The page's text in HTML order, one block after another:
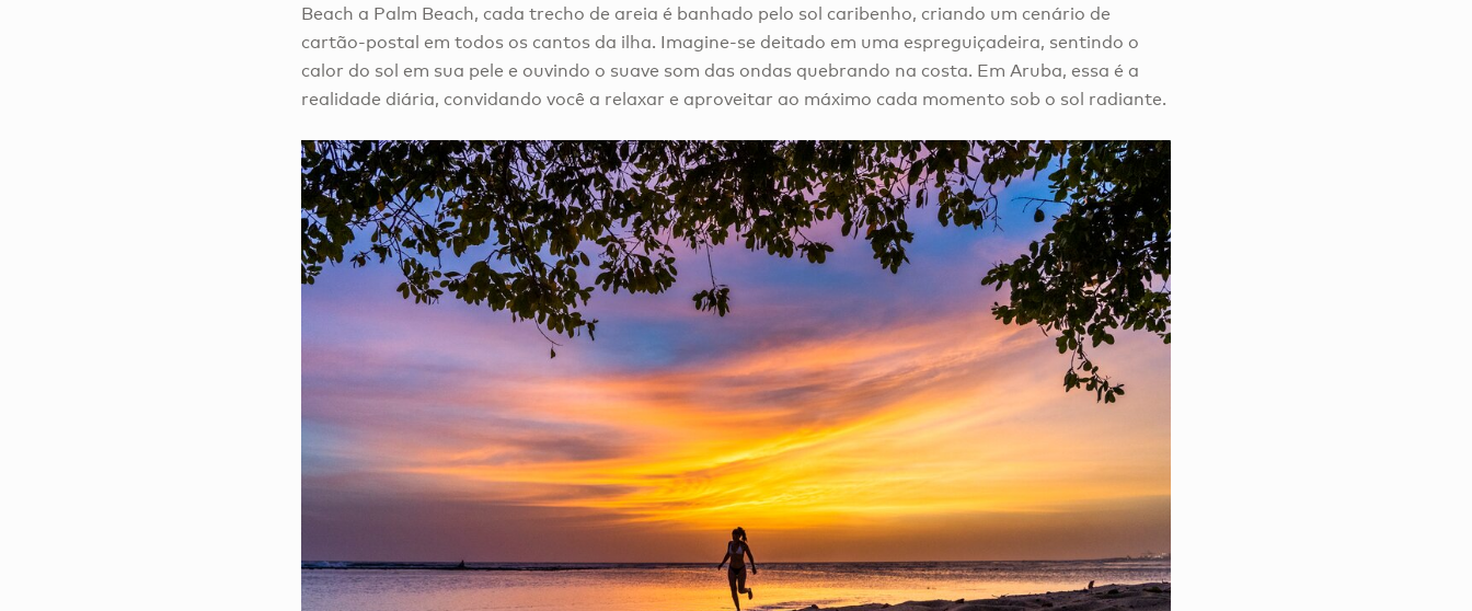
Beach a Palm Beach, cada trecho de areia é banhado pelo sol caribenho, criando um cenário de
cartão-postal em todos os cantos da ilha. Imagine-se deitado em uma espreguiçadeira, sentindo o
calor do sol em sua pele e ouvindo o suave som das ondas quebrando na costa. Em Aruba, essa é a
realidade diária, convidando você a relaxar e aproveitar ao máximo cada momento sob o sol radiante.